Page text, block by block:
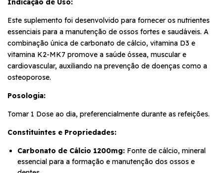
Indicação de Uso:
Este suplemento foi desenvolvido para fornecer os nutrientes
essenciais para a manutenção de ossos fortes e saudáveis. A
combinação única de carbonato de cálcio, vitamina D3 e
vitamina K2-MK7 promove a saúde óssea, muscular e
cardiovascular, auxiliando na prevenção de doenças como a
osteoporose.
Posologia:
Tomar 1 Dose ao dia, preferencialmente durante as refeições.
Constituintes e Propriedades:
Carbonato de Cálcio 1200mg: Fonte de cálcio, mineral
essencial para a formação e manutenção dos ossos e